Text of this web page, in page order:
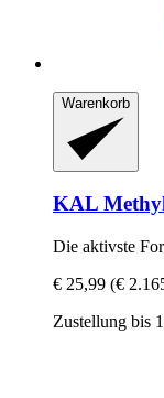
Warenkorb
KAL
Die aktivste
€ 25,99 (€
Zustellung bis